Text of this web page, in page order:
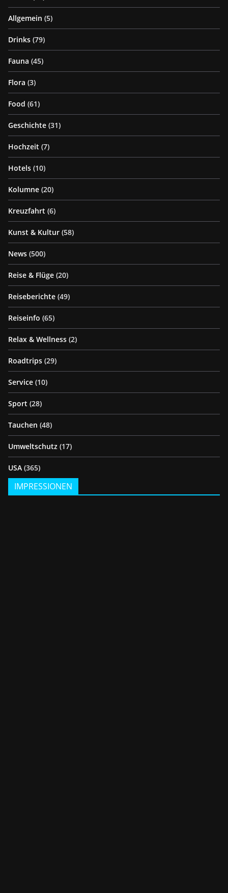
Allgemein (5)
Drinks (79)
Fauna (45)
Flora (3)
Food (61)
Geschichte (31)
Hochzeit (7)
Hotels (10)
Kolumne (20)
Kreuzfahrt (6)
Kunst & Kultur (58)
News (500)
Reise & Flüge (20)
Reiseberichte (49)
Reiseinfo (65)
Relax & Wellness (2)
Roadtrips (29)
Service (10)
Sport (28)
Tauchen (48)
Umweltschutz (17)
USA (365)
IMPRESSIONEN